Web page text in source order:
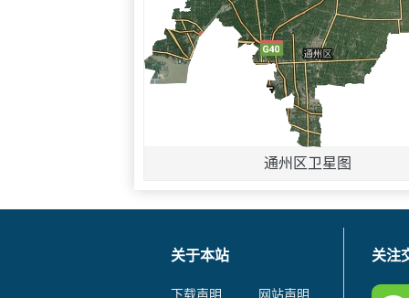
通州区卫星图
关于本站
下载声明
网站声明
关注